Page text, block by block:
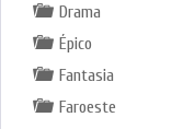
Drama
Épico
Fantasia
Faroeste